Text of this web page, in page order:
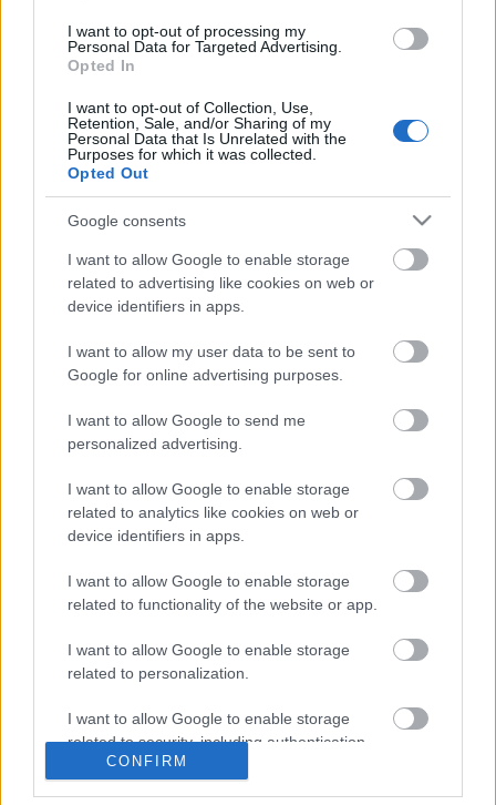
I want to opt-out of processing my
Personal Data for Targeted Advertising.
Opted In
I want to opt-out of Collection, Use,
Retention, Sale, and/or Sharing of my
Personal Data that Is Unrelated with the
Purposes for which it was collected.
Opted Out
Google consents
I want to allow Google to enable storage
related to advertising like cookies on web or
device identifiers in apps.
I want to allow my user data to be sent to
Google for online advertising purposes.
I want to allow Google to send me
personalized advertising.
I want to allow Google to enable storage
related to analytics like cookies on web or
device identifiers in apps.
I want to allow Google to enable storage
related to functionality of the website or app.
I want to allow Google to enable storage
related to personalization.
I want to allow Google to enable storage
related to security, including authentication
functionality and fraud prevention, and other
CONFIRM
Tovább nehezíti a helyzetet, hogy nagyon
sok csöves 'rátalált' az új, még viszonylag
tiszta villamosokra, és ott utazgatnak fel-
alá. szörnyű bűzt terjesztve. Ez ellen
természetesen nem intézkedik a BKV.
Úgyhogy néhány napja átálltam a trolira, és
bár elvesz az időmből, nem fogok
visszatérni a Combino utasai közé. Ez csak
azért szomorú, mert az én adómból is
hozzájárultam a bevásárlásukhoz és igazán
siralmas, hogy a város legújabb,
legkorszerűbb, legnagyobb hírverést kapott
járművét nem tudom igénybe venni a hőség
Üdvözlettel
Címkék:budapest bkv combino meleg korút